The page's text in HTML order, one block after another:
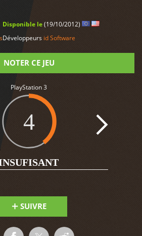
Disponible le(19/10/2012)
Développeurs id Software
NOTER CE JEU
PlayStation 3
4
SUIVRE